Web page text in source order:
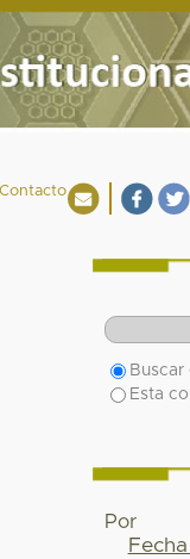
Contacto
Buscar
Esta
Por